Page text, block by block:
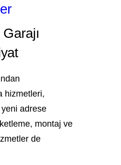
hizmetleri,
adrese
montaj ve
de